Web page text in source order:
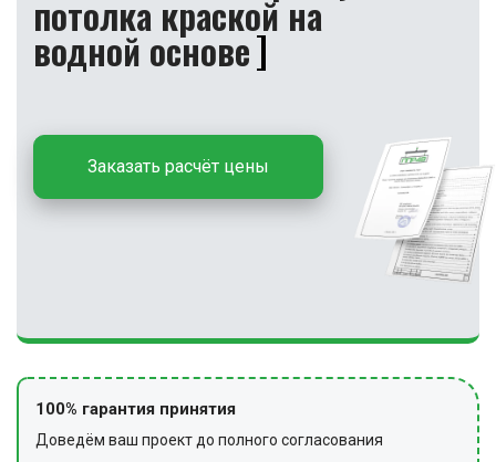
потолка краской на
водной основе
Заказать расчёт цены
100% гарантия принятия
Доведём ваш проект до полного согласования